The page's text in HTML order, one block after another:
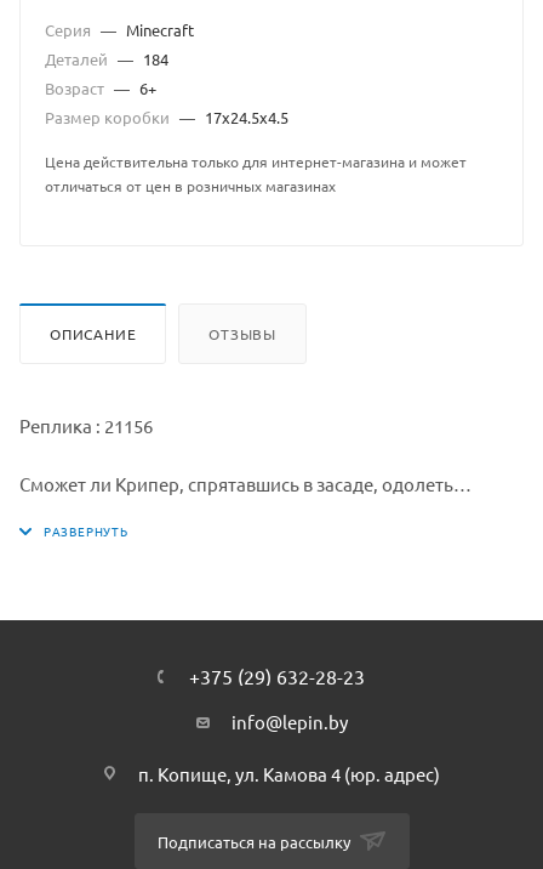
Серия — Minecraft
Деталей — 184
Возраст — 6+
Размер коробки — 17х24.5х4.5
Цена действительна только для интернет-магазина и может
отличаться от цен в розничных магазинах
ОПИСАНИЕ ОТЗЫВЫ
Реплика : 21156
Сможет ли Крипер, спрятавшись в засаде, одолеть
зелёного? Решать только тебе! Передвигай ноги и голову
+375 (29) 632-28-23
info@lepin.by
п. Копище, ул. Камова 4 (юр. адрес)
Подписаться на рассылку